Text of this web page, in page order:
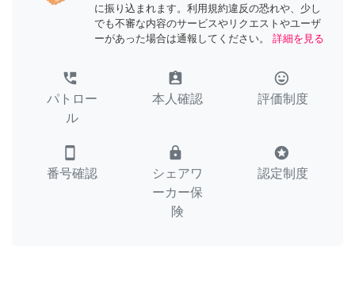
に振り込まれます。利用規約違反の恐れや、少し
でも不審な内容のサービスやリクエストやユーザ
ーがあった場合は通報してください。
詳細を見る
perm_phone_msg
パトロー
ル
assignment_ind
本人確認
tag_faces
評価制度
smartphone
番号確認
lock
シェアワ
ーカー保
険
stars
認定制度